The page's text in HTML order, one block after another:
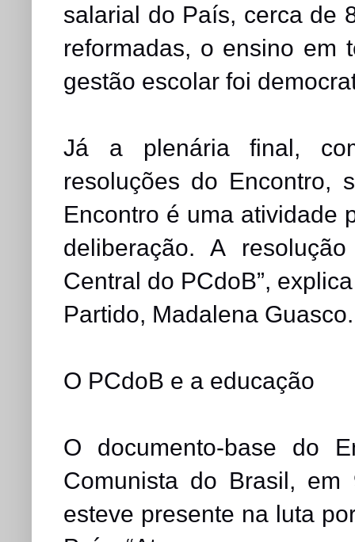
salarial do País, cerca de
reformadas, o ensino em
gestão escolar foi
Já a plenária final,
resoluções do Encontro,
Encontro é uma atividade
deliberação. A
Central do PCdoB”,
Partido, Madalena
O PCdoB e a educação
O documento-base do
Comunista do Brasil, em
esteve presente na luta